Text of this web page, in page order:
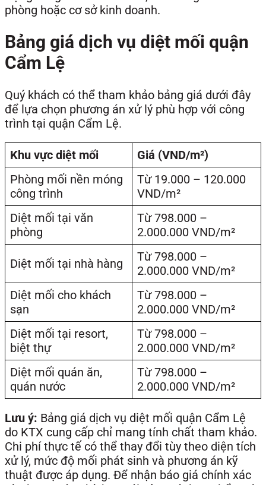
phòng hoặc cơ sở kinh doanh.
Bảng giá dịch vụ diệt mối quận
Cẩm Lệ
Quý khách có thể tham khảo bảng giá dưới đây
để lựa chọn phương án xử lý phù hợp với công
trình tại quận Cẩm Lệ.
Khu vực diệt mối
Giá (VND/m²)
Phòng mối nền móng
công trình
Từ 19.000 – 120.000
VND/m²
Diệt mối tại văn
phòng
Từ 798.000 –
2.000.000 VND/m²
Diệt mối tại nhà hàng
Từ 798.000 –
2.000.000 VND/m²
Diệt mối cho khách
sạn
Từ 798.000 –
2.000.000 VND/m²
Diệt mối tại resort,
biệt thự
Từ 798.000 –
2.000.000 VND/m²
Diệt mối quán ăn,
quán nước
Từ 798.000 –
2.000.000 VND/m²
Lưu ý: Bảng giá dịch vụ diệt mối quận Cẩm Lệ
do KTX cung cấp chỉ mang tính chất tham khảo.
Chi phí thực tế có thể thay đổi tùy theo diện tích
xử lý, mức độ mối phát sinh và phương án kỹ
thuật được áp dụng. Để nhận báo giá chính xác